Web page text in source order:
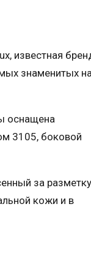
известная
знаменитых
оснащена
3105, боковой
за
кожи и в